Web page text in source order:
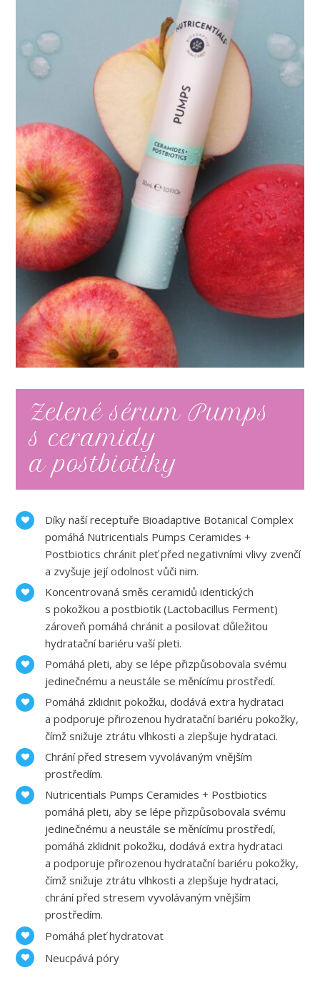
Zelené sérum Pumps
s ceramidy
a postbiotiky
Díky naší receptuře Bioadaptive Botanical Complex
pomáhá Nutricentials Pumps Ceramides +
Postbiotics chránit pleť před negativními vlivy zvenčí
a zvyšuje její odolnost vůči nim.
Koncentrovaná směs ceramidů identických
s pokožkou a postbiotik (Lactobacillus Ferment)
zároveň pomáhá chránit a posilovat důležitou
hydratační bariéru vaší pleti.
Pomáhá pleti, aby se lépe přizpůsobovala svému
jedinečnému a neustále se měnícímu prostředí.
Pomáhá zklidnit pokožku, dodává extra hydrataci
a podporuje přirozenou hydratační bariéru pokožky,
čímž snižuje ztrátu vlhkosti a zlepšuje hydrataci.
Chrání před stresem vyvolávaným vnějším
prostředím.
Nutricentials Pumps Ceramides + Postbiotics
pomáhá pleti, aby se lépe přizpůsobovala svému
jedinečnému a neustále se měnícímu prostředí,
pomáhá zklidnit pokožku, dodává extra hydrataci
a podporuje přirozenou hydratační bariéru pokožky,
čímž snižuje ztrátu vlhkosti a zlepšuje hydrataci,
chrání před stresem vyvolávaným vnějším
prostředím.
Pomáhá pleť hydratovat
Neucpává póry